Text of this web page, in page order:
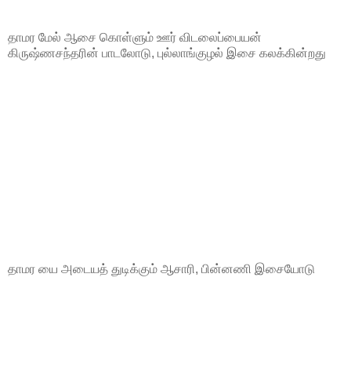
தாமர மேல் ஆசை கொள்ளும் ஊர் விடலைப்பையன்
கிருஷ்ணசந்தரின் பாடலோடு, புல்லாங்குழல் இசை கலக்கின்றது
தாமர யை அடையத் துடிக்கும் ஆசாரி, பின்னணி இசையோடு